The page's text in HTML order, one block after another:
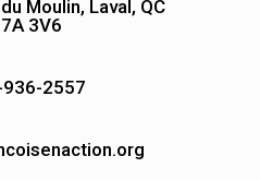
Moulin, Laval, QC
3V6
2557